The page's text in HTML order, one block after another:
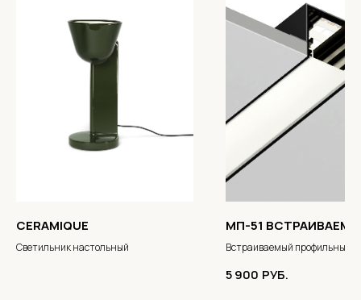
CERAMIQUE
Светильник настольный
МП-51
Встраиваемый профильный
5 900 РУБ.